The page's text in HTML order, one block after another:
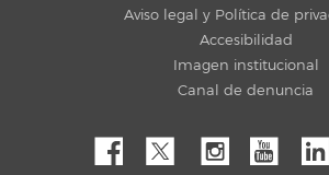
Aviso legal y Política de
Accesibilidad
Imagen institucional
Canal de denuncia